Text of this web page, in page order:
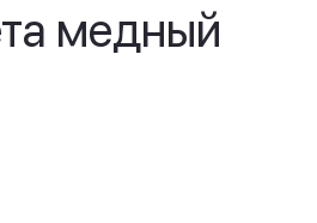
медный